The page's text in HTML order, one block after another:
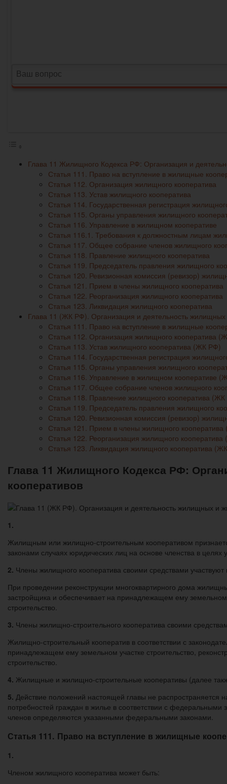
Глава 11 Жилищного Кодекса РФ: Организация и
Статья 111. Право на вступление в жилищные
Статья 112. Организация жилищного кооператива
Статья 113. Устав жилищного кооператива
Статья 114. Государственная регистрация
Статья 115. Органы управления жилищного
Статья 116. Управление в жилищном кооперативе
Статья 116.1. Требования к должностным лицам
Статья 117. Общее собрание членов жилищного
Статья 118. Правление жилищного кооператива
Статья 119. Председатель правления жилищного
Статья 120. Ревизионная комиссия (ревизор)
Статья 121. Прием в члены жилищного кооператива
Статья 122. Реорганизация жилищного кооператива
Статья 123. Ликвидация жилищного кооператива
Глава 11 (ЖК РФ). Организация и деятельность
Статья 111. Право на вступление в жилищные
Статья 112. Организация жилищного кооператива
Статья 113. Устав жилищного кооператива (ЖК РФ)
Статья 114. Государственная регистрация
Статья 115. Органы управления жилищного
Статья 116. Управление в жилищном кооперативе
Статья 117. Общее собрание членов жилищного
Статья 118. Правление жилищного кооператива
Статья 119. Председатель правления жилищного
Статья 120. Ревизионная комиссия (ревизор)
Статья 121. Прием в члены жилищного
Статья 122. Реорганизация жилищного
Статья 123. Ликвидация жилищного кооператива
Глава 11 Жилищного Кодекса РФ:
кооперативов
1.
Жилищным или жилищно-строительным кооперативом
законами случаях юридических лиц на основе членства в
2. Члены жилищного кооператива своими средствами
При проведении реконструкции многоквартирного дома
застройщика и обеспечивает на принадлежащем ему
строительство.
3. Члены жилищно-строительного кооператива своими
Жилищно-строительный кооператив в соответствии с
принадлежащем ему земельном участке строительство,
строительство.
4. Жилищные и жилищно-строительные кооперативы (далее
5. Действие положений настоящей главы не распространяется
потребностей граждан в жилье в соответствии с федеральными
членов определяются указанными федеральными законами.
Статья 111. Право на вступление в жилищные
1.
Членом жилищного кооператива может быть: